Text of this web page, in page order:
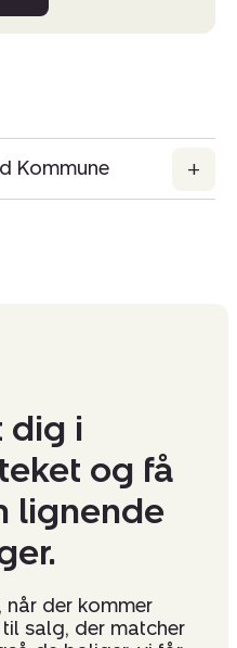
Kommune
dig i
og få
lignende
når der kommer
salg, der matcher